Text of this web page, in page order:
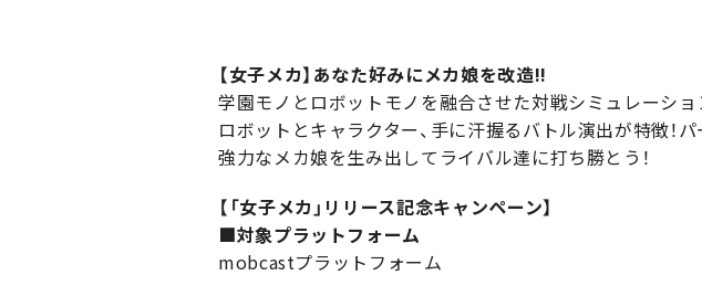
【女子メカ】あなた好みにメカ娘を改造!!
学園モノとロボットモノを融合させた対戦シミュレーシ
ロボットとキャラクター、手に汗握るバトル演出が特徴！
強力なメカ娘を生み出してライバル達に打ち勝とう！
【「女子メカ」リリース記念キャンペーン】
■対象プラットフォーム
mobcastプラットフォーム